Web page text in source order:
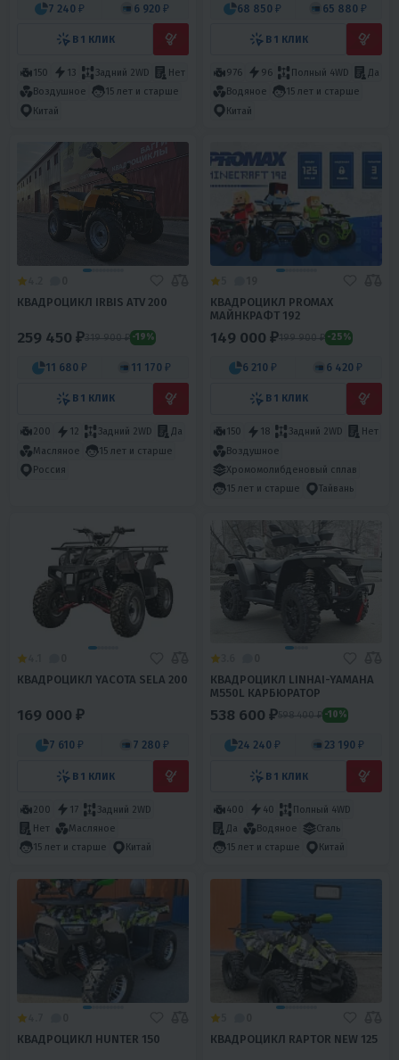
7 240 ₽ 6 920 ₽
В 1 КЛИК
150 13 Задний 2WD
Нет
Воздушное
15 лет и старше
Китай
68 850 ₽ 65 880 ₽
В 1 КЛИК
976 96 Полный 4WD
Да
Водяное
15 лет и старше
Китай
КВАДРОЦИКЛ IRBIS ATV 200
259 450 ₽319 900 ₽ -19%
11 680 ₽ 11 170 ₽
В 1 КЛИК
200 12 Задний 2WD
Да
Масляное
15 лет и старше
Россия
КВАДРОЦИКЛ PROMAX
МАЙНКРАФТ 192
149 000 ₽199 900 ₽ -25%
6 210 ₽ 6 420 ₽
В 1 КЛИК
150 18 Задний 2WD
Нет
Воздушное
Хромомолибденовый сплав
15 лет и старше
Тайвань
КВАДРОЦИКЛ YACOTA SELA 200
169 000 ₽
7 610 ₽ 7 280 ₽
В 1 КЛИК
200 17
Задний 2WD
Нет
Масляное
15 лет и старше
Китай
КВАДРОЦИКЛ LINHAI-YAMAHA
M550L КАРБЮРАТОР
538 600 ₽598 400 ₽ -10%
24 240 ₽ 23 190 ₽
В 1 КЛИК
400 40
Полный 4WD
Да
Водяное
Сталь
15 лет и старше
Китай
КВАДРОЦИКЛ HUNTER 150 КВАДРОЦИКЛ RAPTOR NEW 125